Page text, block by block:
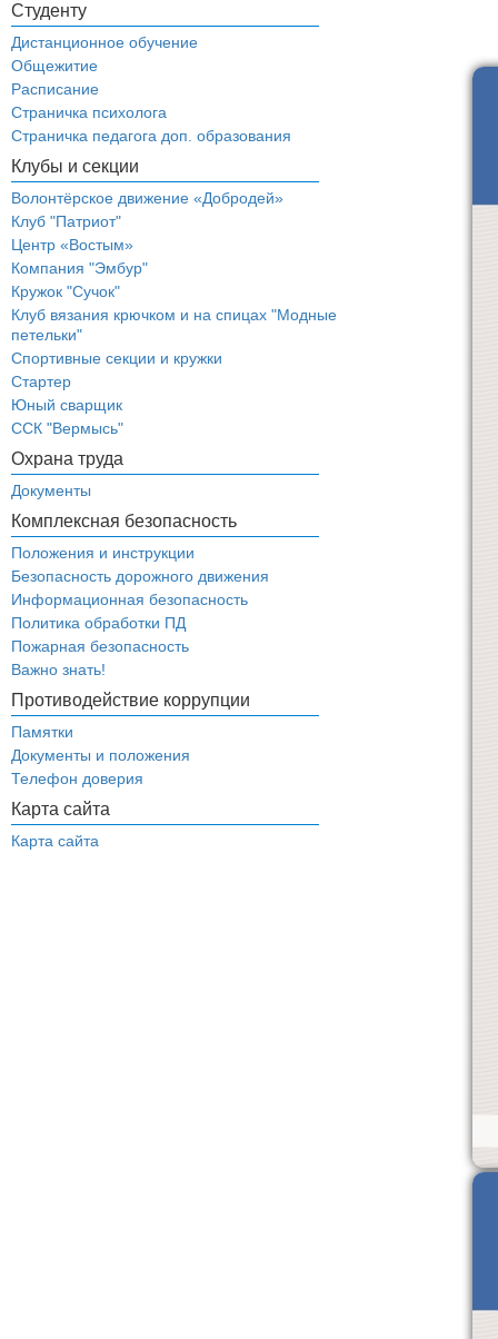
Студенту
Дистанционное обучение
Общежитие
Расписание
Страничка психолога
Страничка педагога доп. образования
Клубы и секции
Волонтёрское движение «Добродей»
Клуб "Патриот"
Центр «Востым»
Компания "Эмбур"
Кружок "Сучок"
Клуб вязания крючком и на спицах "Модные
петельки"
Спортивные секции и кружки
Стартер
Юный сварщик
ССК "Вермысь"
Охрана труда
Документы
Комплексная безопасность
Положения и инструкции
Безопасность дорожного движения
Информационная безопасность
Политика обработки ПД
Пожарная безопасность
Важно знать!
Противодействие коррупции
Памятки
Документы и положения
Телефон доверия
Карта сайта
Карта сайта